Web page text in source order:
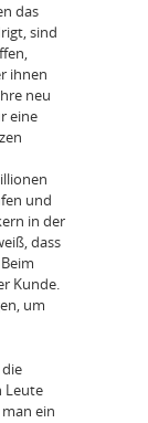
das
sind
ihnen
neu
eine
und
in der
dass
Kunde.
um
Leute
ein